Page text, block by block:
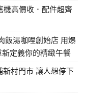
高價收．配件超齊
飯湯咖哩創始店 用爆
定義你的精緻午餐
村門市 讓人想停下